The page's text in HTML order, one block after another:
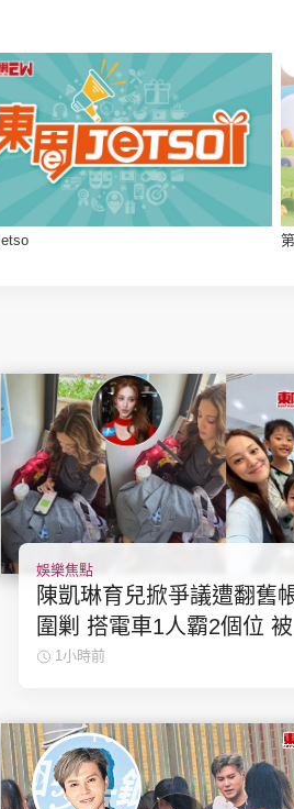
聲明 Copyright
娛樂焦點
陳凱琳育兒掀爭議遭翻舊
圍剿 搭電車1人霸2個位
自私欠公德心 有指反應過度
1小時前